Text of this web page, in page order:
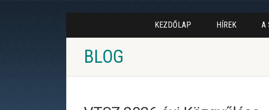
KEZDŐLAP HÍREK A
BLOG